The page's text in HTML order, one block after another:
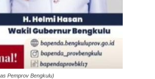
Pemprov Bengkulu)